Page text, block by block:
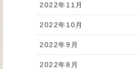
2022年11月
2022年10月
2022年9月
2022年8月